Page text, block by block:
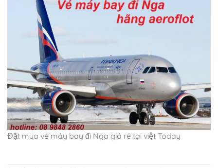
Đặt mua vé máy bay đi Nga giá rẻ tại việt Today